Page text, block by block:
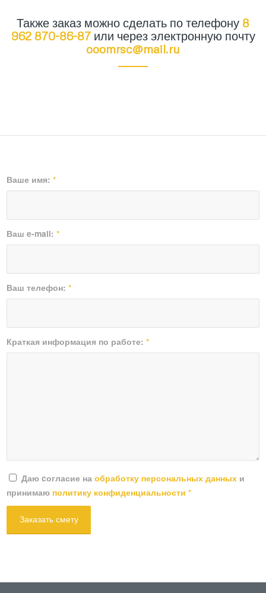
Также заказ можно сделать по телефону 8
962 870-86-87или через электронную почту
ooomrsc@mail.ru
Ваше имя:*
Ваш e-mail:*
Ваш телефон:*
Краткая информация по работе:*
Даю cогласие наобработку персональных данных и
принимаю политику конфиденциальности *